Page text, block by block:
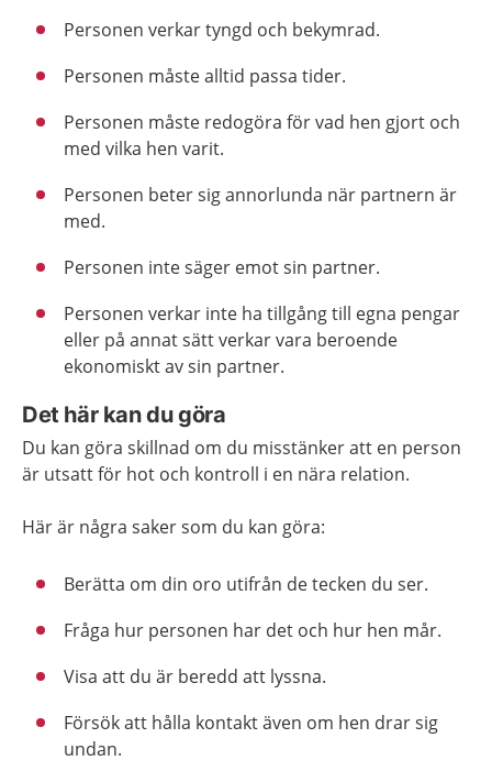
Personen verkar tyngd och bekymrad.
Personen måste alltid passa tider.
Personen måste redogöra för vad hen gjort och
med vilka hen varit.
Personen beter sig annorlunda när partnern är
med.
Personen inte säger emot sin partner.
Personen verkar inte ha tillgång till egna pengar
eller på annat sätt verkar vara beroende
ekonomiskt av sin partner.
Det här kan du göra
Du kan göra skillnad om du misstänker att en person
är utsatt för hot och kontroll i en nära relation.
Här är några saker som du kan göra:
Berätta om din oro utifrån de tecken du ser.
Fråga hur personen har det och hur hen mår.
Visa att du är beredd att lyssna.
Försök att hålla kontakt även om hen drar sig
undan.